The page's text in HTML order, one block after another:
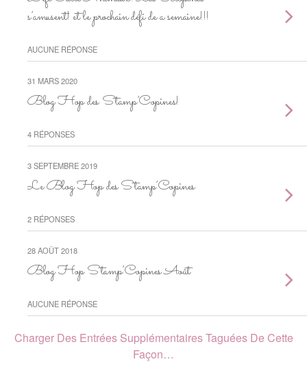
s’amusent! et le prochain défi de a semaine!!!
AUCUNE RÉPONSE
31 MARS 2020
Blog Hop des Stamp’Copines!
4 RÉPONSES
3 SEPTEMBRE 2019
Le Blog Hop des Stamp’Copines
2 RÉPONSES
28 AOÛT 2018
Blog Hop Stamp’Copines Août
AUCUNE RÉPONSE
Charger Des Entrées Supplémentaires Taguées De Cette
Façon…